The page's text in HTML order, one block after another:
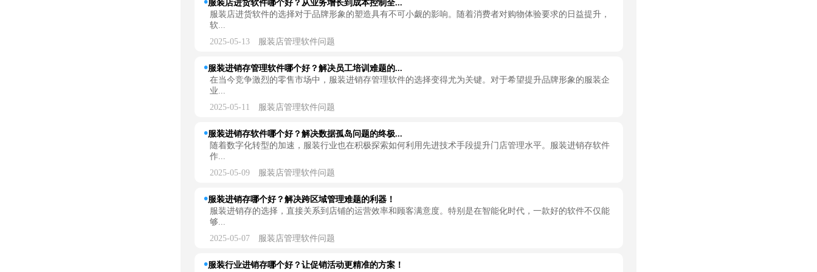
服装店进货软件哪个好？从业务增长到成本控制全...
服装店进货软件的选择对于品牌形象的塑造具有不可小觑的影响。随着消费者对购物体验要求的日益提升，
软...
2025-05-13 服装店管理软件问题
服装进销存管理软件哪个好？解决员工培训难题的...
在当今竞争激烈的零售市场中，服装进销存管理软件的选择变得尤为关键。对于希望提升品牌形象的服装企
业...
2025-05-11 服装店管理软件问题
服装进销存软件哪个好？解决数据孤岛问题的终极...
随着数字化转型的加速，服装行业也在积极探索如何利用先进技术手段提升门店管理水平。服装进销存软件
作...
2025-05-09 服装店管理软件问题
服装进销存哪个好？解决跨区域管理难题的利器！
服装进销存的选择，直接关系到店铺的运营效率和顾客满意度。特别是在智能化时代，一款好的软件不仅能
够...
2025-05-07 服装店管理软件问题
服装行业进销存哪个好？让促销活动更精准的方案！